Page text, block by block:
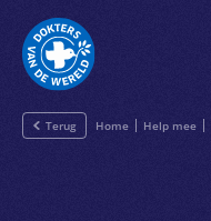
Terug Home Help mee